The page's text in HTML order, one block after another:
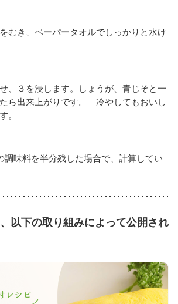
むき、ペーパータオルでしっかりと水け
、３を浸します。しょうが、青じそと一
ら出来上がりです。 冷やしてもおいし
。
調味料を半分残した場合で、計算してい
以下の取り組みによって公開され